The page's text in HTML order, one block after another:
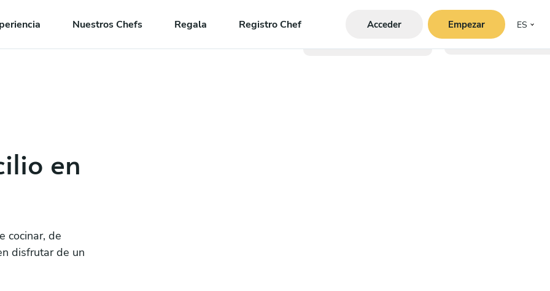
Nuestros Chefs Regala Registro Chef Acceder Empezar ES
en
cocinar, de
disfrutar de un